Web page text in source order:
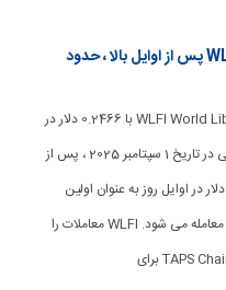
WLFI World Liberty Financial پس از اوایل بالا ، حدود
[ad_1] WLFI World Liberty Financial با 0.2466 دلار در
ساعت 2 بعد از ظهر شرقی در تاریخ 1 سپتامبر 2025 ، پس از
چاپ تمام وقت 0.3313 دلار در اوایل روز به عنوان اولین
نشانه در مبادلات متعدد معامله می شود. WLFI معاملات را